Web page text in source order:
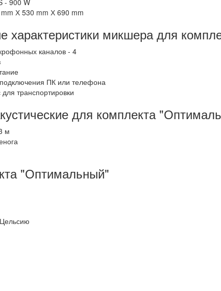
Х 530 mm Х 690 mm
характеристики микшера для
каналов - 4
ПК или телефона
транспортировки
для комплекта
м
"Оптимальный"